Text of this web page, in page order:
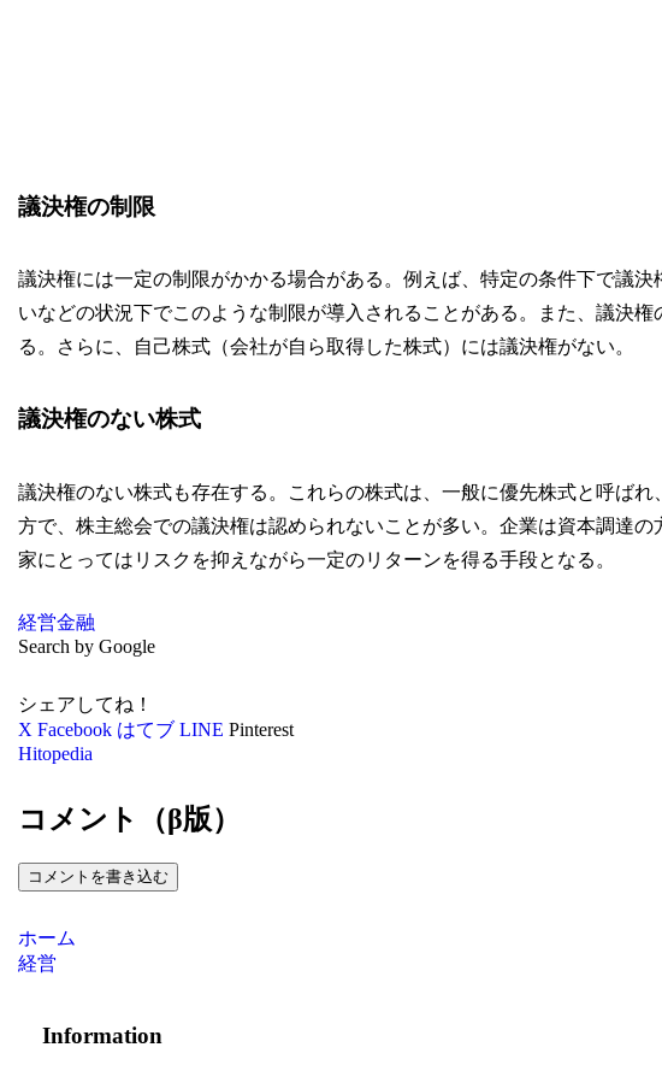
議決権の制限
議決権には一定の制限がかかる場合がある。例えば、特定の条件下で議
いなどの状況下でこのような制限が導入されることがある。また、議決
る。さらに、自己株式（会社が自ら取得した株式）には議決権がない。
議決権のない株式
議決権のない株式も存在する。これらの株式は、一般に優先株式と呼ば
方で、株主総会での議決権は認められないことが多い。企業は資本調達
家にとってはリスクを抑えながら一定のリターンを得る手段となる。
経営金融
Search by Google
シェアしてね！
X Facebook はてブ LINE Pinterest
Hitopedia
コメント（β版）
コメントを書き込む
ホーム
経営
Information